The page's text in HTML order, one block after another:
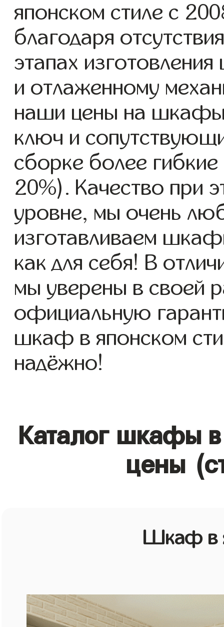
японском стиле с
благодаря
этапах
и отлаженному
наши цены на шкафы
ключ и
сборке более
20%). Качество при
уровне, мы очень
изготавливаем
как для себя! В
мы уверены в своей
официальную
шкаф в японском
надёжно!
Каталог шкафы
цены
Шкаф в